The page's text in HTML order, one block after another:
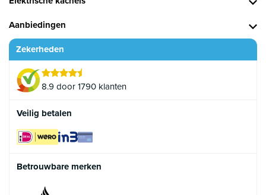
Aanbiedingen
Zekerheden
8.9 door 1790 klanten
Veilig betalen
Betrouwbare merken